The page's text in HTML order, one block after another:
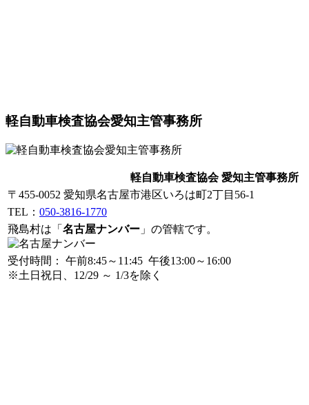
軽自動車検査協会愛知主管事務所
軽自動車検査協会 愛知主管事務所
〒455-0052 愛知県名古屋市港区いろは町2丁目56-1
TEL： 050-3816-1770
飛島村は「 名古屋ナンバー 」の管轄です。
受付時間： 午前8:45～11:45 午後13:00～16:00
※土日祝日、12/29 ～ 1/3を除く